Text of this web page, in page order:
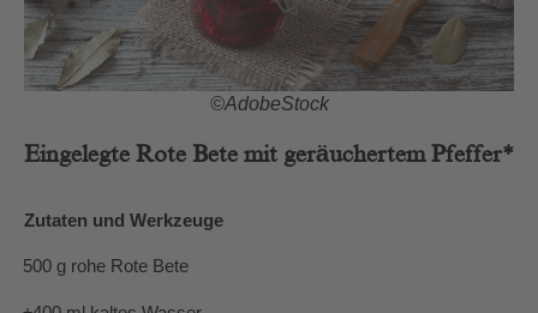
©AdobeStock
Eingelegte Rote Bete mit geräuchertem Pfeffer*
Zutaten und Werkzeuge
500 g rohe Rote Bete